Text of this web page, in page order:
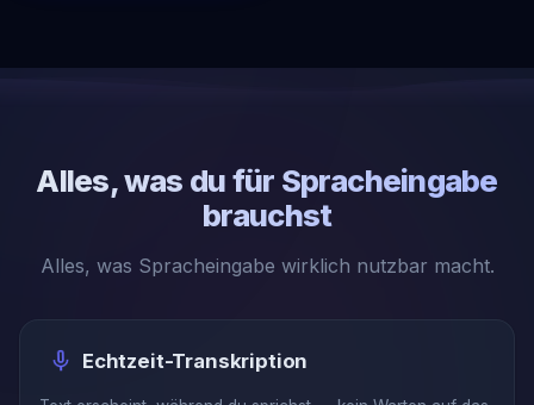
Alles, was du für Spracheingabe
brauchst
Alles, was Spracheingabe wirklich nutzbar macht.
Echtzeit-Transkription